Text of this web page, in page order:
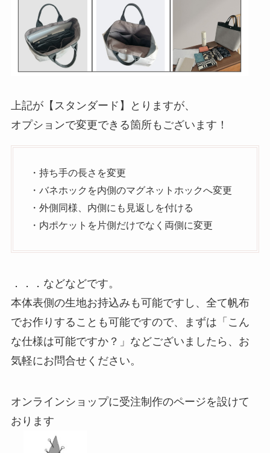
上記が【スタンダード】とりますが、
オプションで変更できる箇所もございます！
・持ち手の長さを変更
・バネホックを内側のマグネットホックへ変更
・外側同様、内側にも見返しを付ける
・内ポケットを片側だけでなく両側に変更
．．．などなどです。
本体表側の生地お持込みも可能ですし、全て帆布
でお作りすることも可能ですので、まずは「こん
な仕様は可能ですか？」などございましたら、お
気軽にお問合せください。
オンラインショップに受注制作のページを設けて
おります